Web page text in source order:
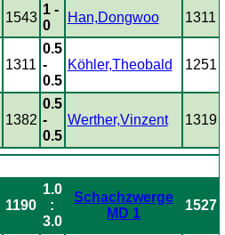
1543
1 -
0
Han,Dongwoo 1311
1311
0.5
-
0.5
Köhler,Theobald 1251
1382
0.5
-
0.5
Werther,Vinzent 1319
1190
1.0
:
3.0
Schachzwerge
MD 1
1527